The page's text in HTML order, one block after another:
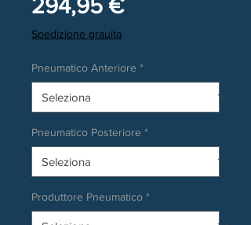
294,95 €Prezzo
Spedizione grauita
Pneumatico Anteriore *
Pneumatico Posteriore *
Produttore Pneumatico *